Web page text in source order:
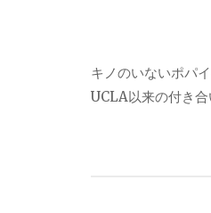
キノのいないポパ
UCLA以来の付き合